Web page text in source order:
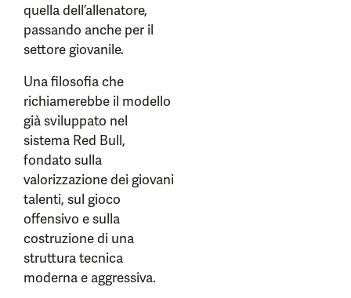
quella dell’allenatore,
passando anche per il
settore giovanile.
Una filosofia che
richiamerebbe il modello
già sviluppato nel
sistema Red Bull,
fondato sulla
valorizzazione dei giovani
talenti, sul gioco
offensivo e sulla
costruzione di una
struttura tecnica
moderna e aggressiva.